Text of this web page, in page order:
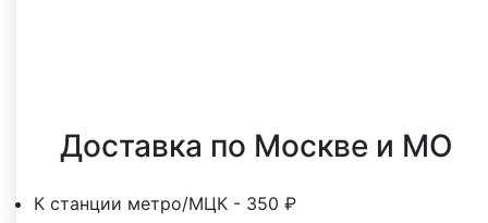
Доставка по Москве и МО
К станции метро/МЦК - 350 ₽